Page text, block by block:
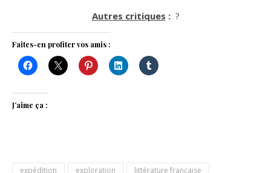
Autres critiques : ?
Faites-en profiter vos amis :
J’aime ça :
expédition exploration littérature française